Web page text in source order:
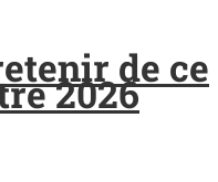
de ce
2026